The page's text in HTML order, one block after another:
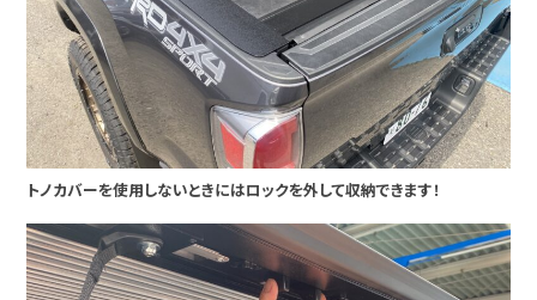
トノカバーを使用しないときにはロックを外して収納できます！